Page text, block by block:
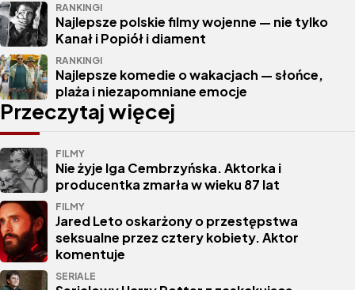
RANKINGI
Najlepsze polskie filmy wojenne — nie tylko
Kanał i Popiół i diament
RANKINGI
Najlepsze komedie o wakacjach — słońce,
plaża i niezapomniane emocje
Przeczytaj więcej
FILMY
Nie żyje Iga Cembrzyńska. Aktorka i
producentka zmarła w wieku 87 lat
FILMY
Jared Leto oskarżony o przestępstwa
seksualne przez cztery kobiety. Aktor
komentuje
SERIALE